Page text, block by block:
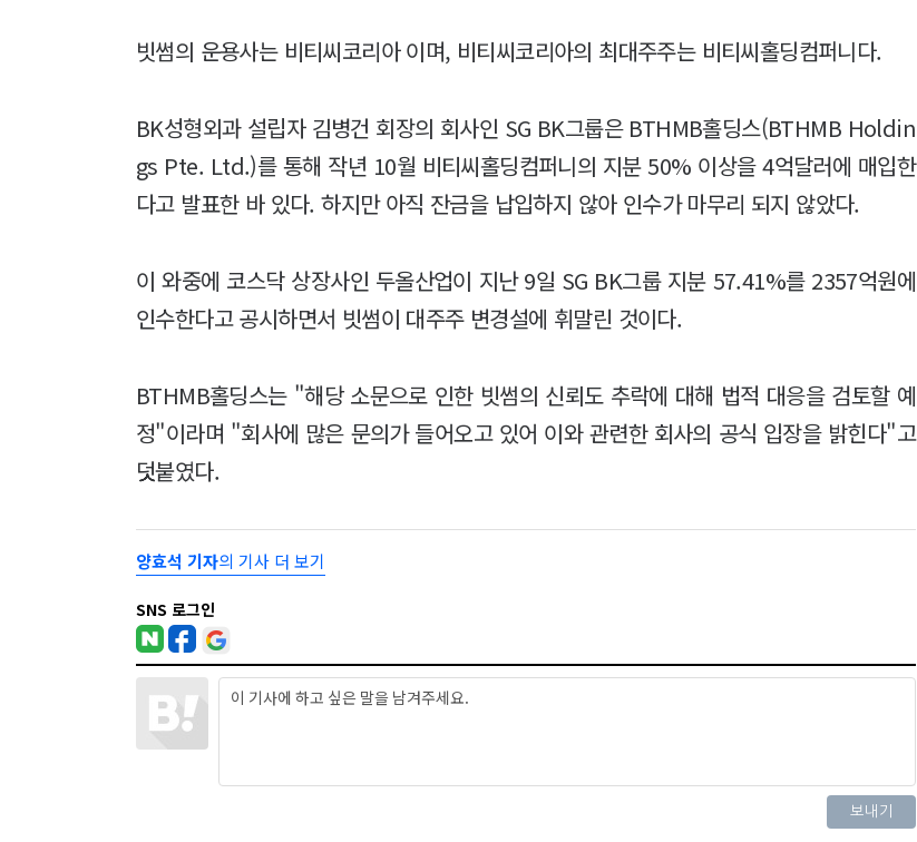
빗썸의 운용사는 비티씨코리아 이며, 비티씨코리아의 최대주주는 비티씨홀딩컴퍼니다.
BK성형외과 설립자 김병건 회장의 회사인 SG BK그룹은 BTHMB홀딩스(BTHMB Holdin
gs Pte. Ltd.)를 통해 작년 10월 비티씨홀딩컴퍼니의 지분 50% 이상을 4억달러에 매입한
다고 발표한 바 있다. 하지만 아직 잔금을 납입하지 않아 인수가 마무리 되지 않았다.
이 와중에 코스닥 상장사인 두올산업이 지난 9일 SG BK그룹 지분 57.41%를 2357억원에
인수한다고 공시하면서 빗썸이 대주주 변경설에 휘말린 것이다.
BTHMB홀딩스는 "해당 소문으로 인한 빗썸의 신뢰도 추락에 대해 법적 대응을 검토할 예
정"이라며 "회사에 많은 문의가 들어오고 있어 이와 관련한 회사의 공식 입장을 밝힌다"고
덧붙였다.
양효석 기자의 기사 더 보기
SNS 로그인